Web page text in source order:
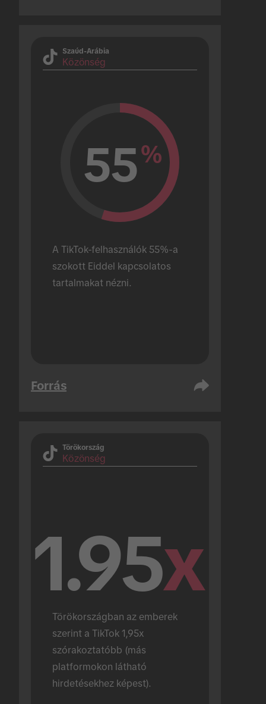
Szaúd-Arábia
Közönség
55%
A TikTok-felhasználók 55%-a
szokott Eiddel kapcsolatos
tartalmakat nézni.
Forrás
Törökország
Közönség
1.95x
Törökországban az emberek
szerint a TikTok 1,95x
szórakoztatóbb (más
platformokon látható
hirdetésekhez képest).